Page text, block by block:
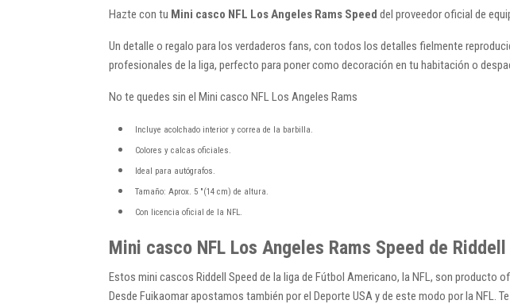
Hazte con tu Mini casco NFL Los Angeles Rams Speed del proveedor oficial de
Un detalle o regalo para los verdaderos fans, con todos los detalles fielmente
profesionales de la liga, perfecto para poner como decoración en tu habitación o
No te quedes sin el Mini casco NFL Los Angeles Rams
Incluye acolchado interior y correa de la barbilla.
Colores y calcas oficiales.
Ideal para autógrafos.
Tamaño: Aprox. 5 "(14 cm) de altura.
Con licencia oficial de la NFL.
Mini casco NFL Los Angeles Rams Speed de Riddell
Estos mini cascos Riddell Speed de la liga de Fútbol Americano, la NFL, son producto
Desde Fuikaomar apostamos también por el Deporte USA y de este modo por la NFL.